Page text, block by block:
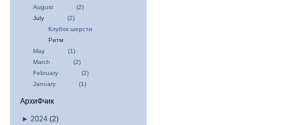
August
(2)
July
(2)
Клубок шерсти
Ритм
May
(1)
March
(2)
February
(2)
January
(1)
АрхиФчик
► 2024 (2)